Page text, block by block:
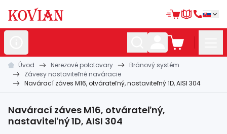
Nerezovépolotovary
Hliníkovépolotovary
Kovanépolotovary
madlá
Úvod Nerezové polotovary
Bránový systém
Závesy nastaviteľné naváracie
Navárací záves M16, otvárateľný, nastaviteľný 1D, AISI 304
Navárací záves M16, otvárateľný,
nastaviteľný 1D, AISI 304